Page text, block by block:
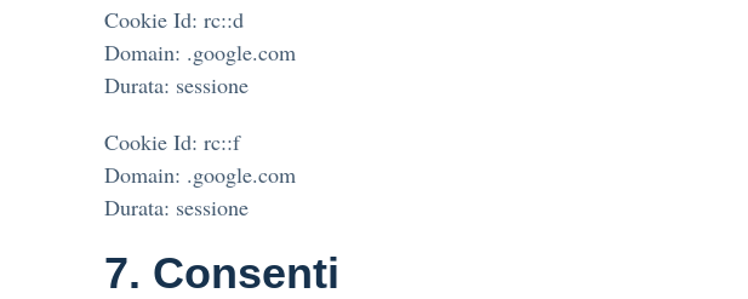
Cookie Id: rc::d
Domain: .google.com
Durata: sessione
Cookie Id: rc::f
Domain: .google.com
Durata: sessione
7. Consenti